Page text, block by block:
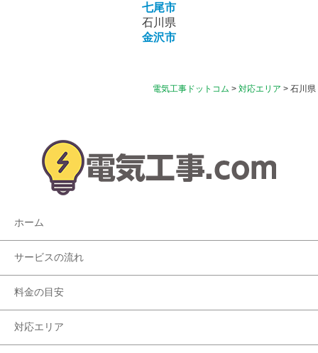
七尾市
石川県
金沢市
電気工事ドットコム > 対応エリア > 石川県
ホーム
サービスの流れ
料金の目安
対応エリア